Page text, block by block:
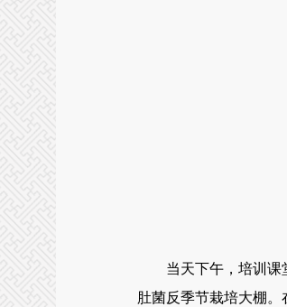
当天下午，培训课堂
肚菌反季节栽培大棚